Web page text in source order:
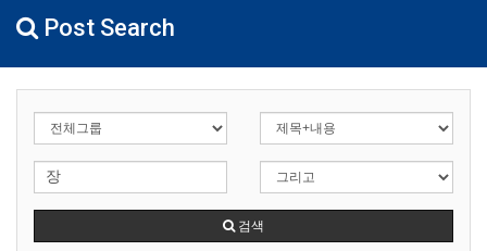
Post Search
검색